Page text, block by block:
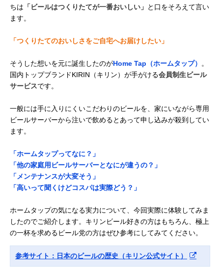
ちは 「ビールはつくりたてが一番おいしい」 と口をそろえて言い
ます。
「つくりたてのおいしさをご自宅へお届けしたい」
そうした想いを元に誕生したのがHome Tap（ホームタップ）
。
国内トップブランドKIRIN（キリン）が手がける会員制生ビール
サービスです。
一般には手に入りにくいこだわりのビールを、家にいながら専用
ビールサーバーから注いで飲めるとあって申し込みが殺到してい
ます。
「ホームタップってなに？」
「他の家庭用ビールサーバーとなにが違うの？」
「メンテナンスが大変そう」
「高いって聞くけどコスパは実際どう？」
ホームタップの気になる実力について、今回実際に体験してみま
したのでご紹介します。キリンビール好きの方はもちろん、極上
の一杯を求めるビール党の方はぜひ参考にしてみてください。
参考サイト：日本のビールの歴史（キリン公式サイト）